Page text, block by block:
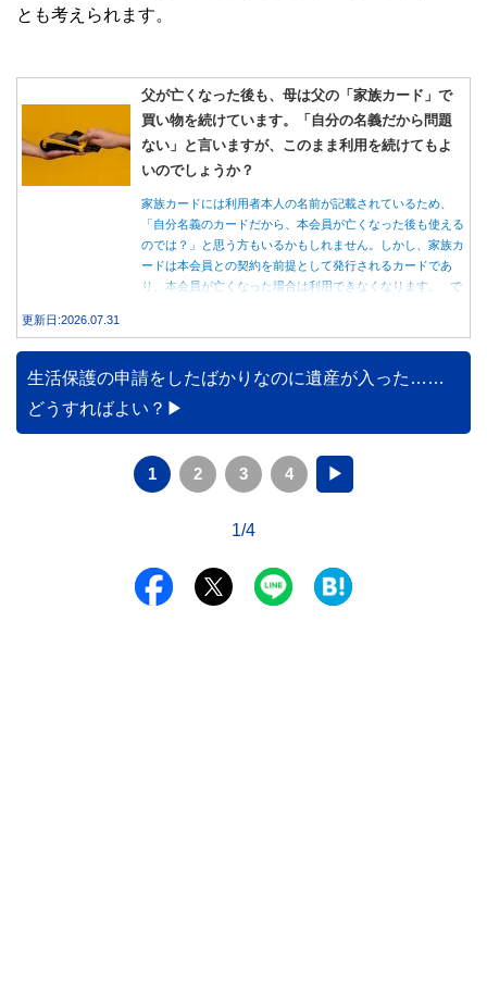
とも考えられます。
父が亡くなった後も、母は父の「家族カード」で
買い物を続けています。「自分の名義だから問題
ない」と言いますが、このまま利用を続けてもよ
いのでしょうか？
家族カードには利用者本人の名前が記載されているため、
「自分名義のカードだから、本会員が亡くなった後も使える
のでは？」と思う方もいるかもしれません。しかし、家族カ
ードは本会員との契約を前提として発行されるカードであ
り、本会員が亡くなった場合は利用できなくなります。 で
族が行うべき手続きについて分かりやすく解説します。
更新日:2026.07.31
生活保護の申請をしたばかりなのに遺産が入った……
どうすればよい？
1 2 3 4 ▶
1/4